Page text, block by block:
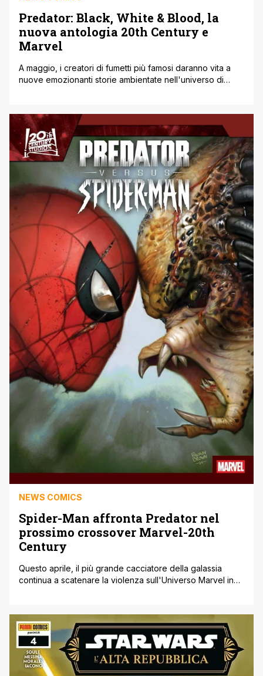
Predator: Black, White & Blood, la
nuova antologia 20th Century e
Marvel
A maggio, i creatori di fumetti più famosi daranno vita a
nuove emozionanti storie ambientate nell'universo di
cui i creatori superstar possono scatenare i personaggi
più letali della cultura pop in storie scioccanti
rappresentate esclusivamente in nero, bianco e [']
NEWS COMICS
Spider-Man affronta Predator nel
prossimo crossover Marvel-20th
Century
Questo aprile, il più grande cacciatore della galassia
continua a scatenare la violenza sull'Universo Marvel in
visto un unico Predator inseguire la più grande preda
della Terra, la macchina assassina Wolverine, in una
caccia lunga decenni. In PREDATOR VS [']